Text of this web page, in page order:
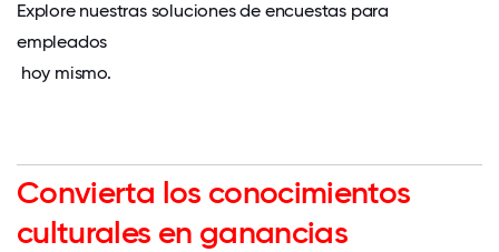
Explore nuestras soluciones de encuestas para
empleados
hoy mismo.
Convierta los conocimientos
culturales en ganancias